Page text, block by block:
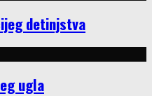
detinjstva
ugla